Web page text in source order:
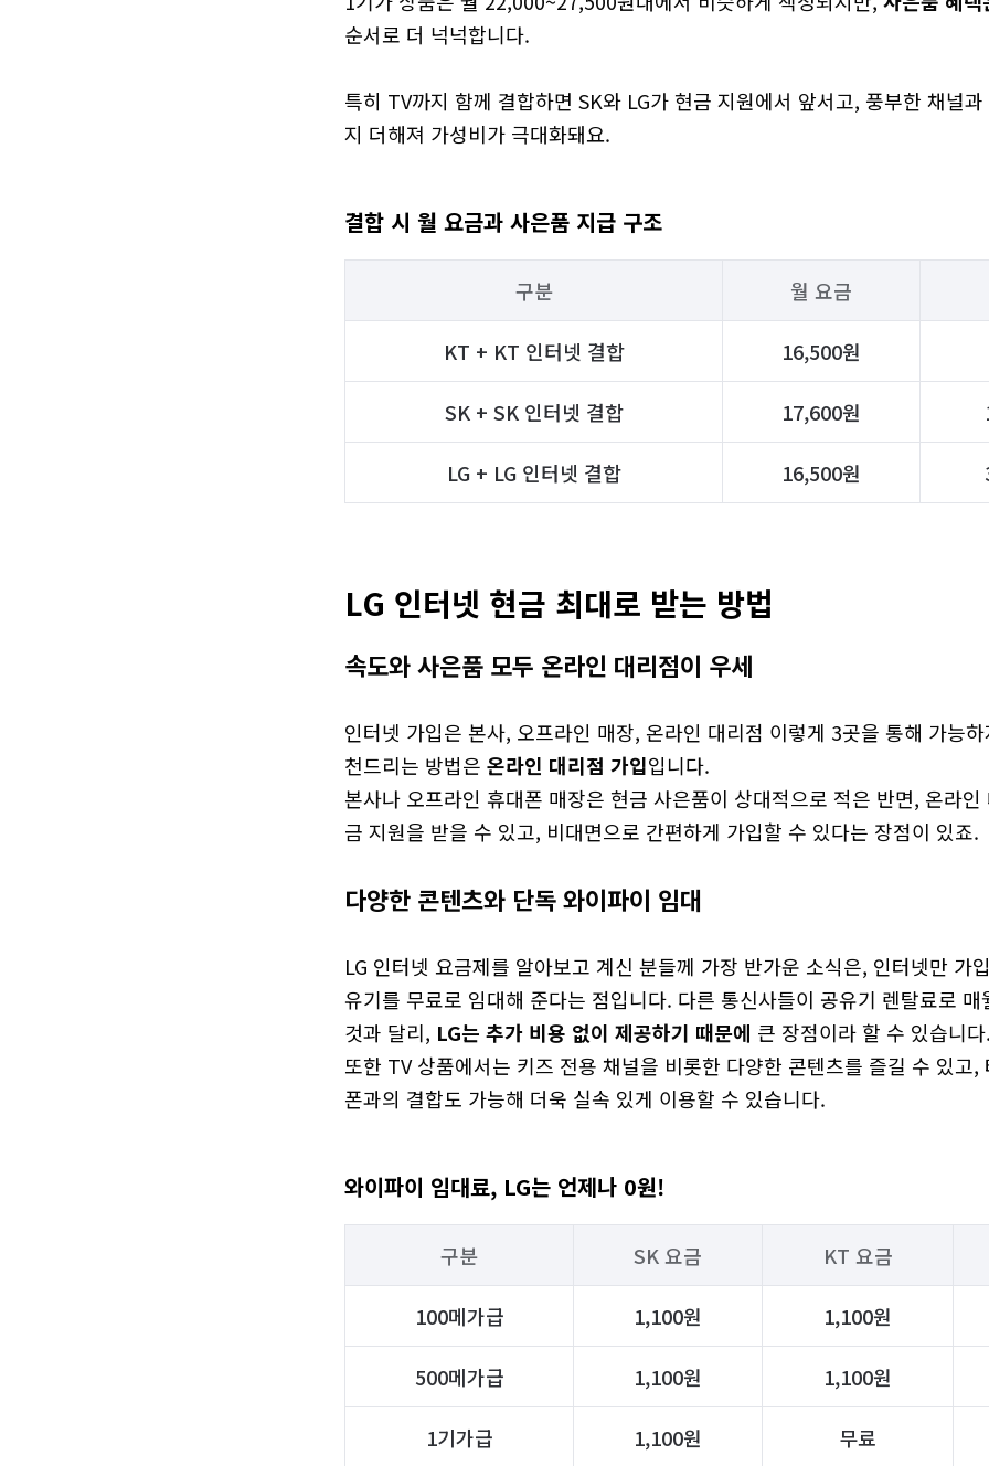
순서로 더 넉넉합니다.
특히 TV까지 함께 결합하면 SK와 LG가 현금 지원에서 앞서고, 풍부한 채널
지 더해져 가성비가 극대화돼요.
결합 시 월 요금과 사은품 지급 구조
구분 월 요금
KT + KT 인터넷 결합 16,500원
SK + SK 인터넷 결합 17,600원
LG + LG 인터넷 결합 16,500원
LG 인터넷 현금 최대로 받는 방법
속도와 사은품 모두 온라인 대리점이 우세
인터넷 가입은 본사, 오프라인 매장, 온라인 대리점 이렇게 3곳을 통해 가능
천드리는 방법은 온라인 대리점 가입입니다.
본사나 오프라인 휴대폰 매장은 현금 사은품이 상대적으로 적은 반면, 온라인
금 지원을 받을 수 있고, 비대면으로 간편하게 가입할 수 있다는 장점이 있죠.
다양한 콘텐츠와 단독 와이파이 임대
LG 인터넷 요금제를 알아보고 계신 분들께 가장 반가운 소식은, 인터넷만 가
유기를 무료로 임대해 준다는 점입니다. 다른 통신사들이 공유기 렌탈료로
것과 달리, LG는 추가 비용 없이 제공하기 때문에 큰 장점이라 할 수 있습니다.
또한 TV 상품에서는 키즈 전용 채널을 비롯한 다양한 콘텐츠를 즐길 수 있고,
폰과의 결합도 가능해 더욱 실속 있게 이용할 수 있습니다.
와이파이 임대료, LG는 언제나 0원!
구분 SK 요금 KT 요금
100메가급 1,100원 1,100원
500메가급 1,100원 1,100원
1기가급 1,100원 무료